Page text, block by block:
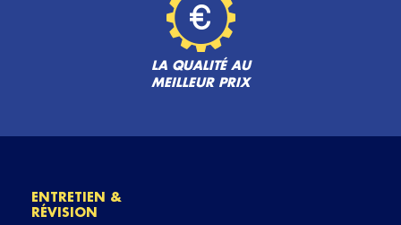
LA QUALITÉ AU
MEILLEUR PRIX
ENTRETIEN &
RÉVISION